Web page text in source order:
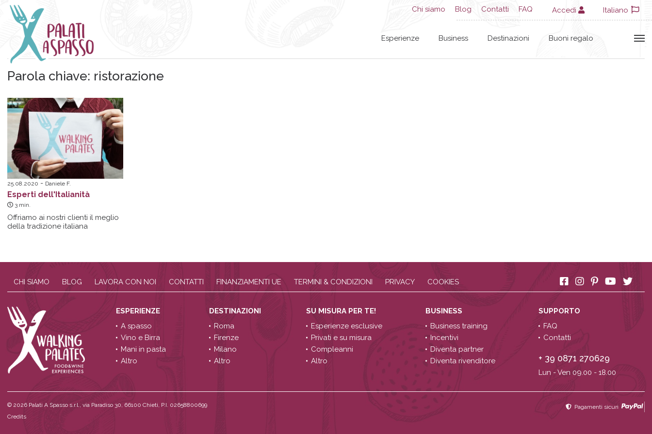
Chi siamo Blog Contatti FAQ Accedi Italiano
Esperienze Business Destinazioni Buoni regalo
Parola chiave: ristorazione
25.08.2020 Daniele F.
Esperti dell'Italianità
3 min.
Offriamo ai nostri clienti il meglio
della tradizione italiana
CHI SIAMO BLOG LAVORA CON NOI CONTATTI FINANZIAMENTI UE TERMINI & CONDIZIONI PRIVACY COOKIES
ESPERIENZE
A spasso
Vino e Birra
Mani in pasta
Altro
DESTINAZIONI
Roma
Firenze
Milano
Altro
SU MISURA PER TE!
Esperienze esclusive
Privati e su misura
Compleanni
Altro
BUSINESS
Business training
Incentivi
Diventa partner
Diventa rivenditore
SUPPORTO
FAQ
Contatti
+ 39 0871 270629
Lun - Ven 09.00 - 18.00
© 2026 Palati A Spasso s.r.l., via Paradiso 30, 66100 Chieti, P.I. 02658800699
Credits
Pagamenti sicuri